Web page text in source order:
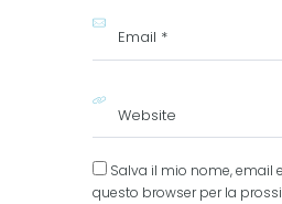
Salva il mio nome, email
questo browser per la